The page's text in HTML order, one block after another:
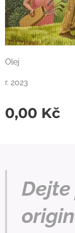
Olej
r. 2023
0,00 Kč